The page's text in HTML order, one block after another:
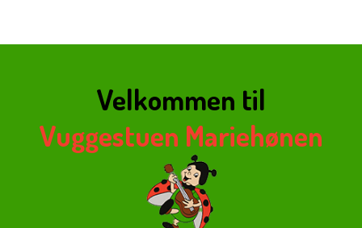
Velkommen til
Vuggestuen Mariehønen
Faciliteter
Ind- og udmeldelse